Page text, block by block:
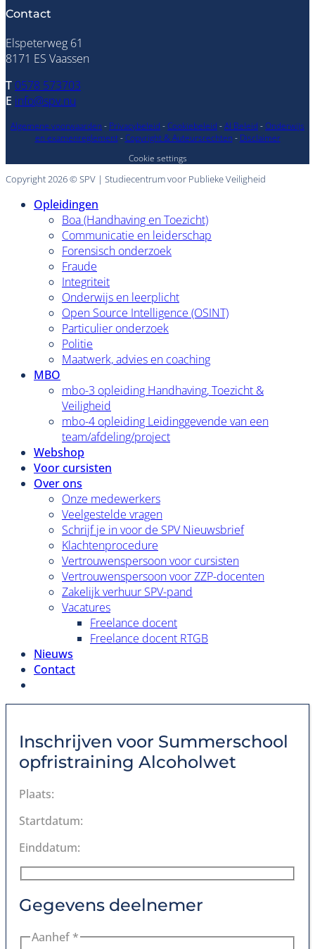
Contact
Elspeterweg 61
8171 ES Vaassen
T 0578 573703
E info@spv.nu
Algemene voorwaarden - Privacybeleid -Cookiebeleid -AI Beleid -Onderwijs
en examenreglement-Copyright & Auteursrechten - Disclaimer
Cookie settings
Copyright 2026 © SPV | Studiecentrum voor Publieke Veiligheid
Opleidingen
Boa (Handhaving en Toezicht)
Communicatie en leiderschap
Forensisch onderzoek
Fraude
Integriteit
Onderwijs en leerplicht
Open Source Intelligence (OSINT)
Particulier onderzoek
Politie
Maatwerk, advies en coaching
MBO
mbo-3 opleiding Handhaving, Toezicht &
Veiligheid
mbo-4 opleiding Leidinggevende van een
team/afdeling/project
Webshop
Voor cursisten
Over ons
Onze medewerkers
Veelgestelde vragen
Schrijf je in voor de SPV Nieuwsbrief
Klachtenprocedure
Vertrouwenspersoon voor cursisten
Vertrouwenspersoon voor ZZP-docenten
Zakelijk verhuur SPV-pand
Vacatures
Freelance docent
Freelance docent RTGB
Nieuws
Contact
Inschrijven voor Summerschool
opfristraining Alcoholwet
Plaats:
Startdatum:
Einddatum:
Gegevens deelnemer
Aanhef *